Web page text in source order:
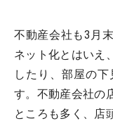
不動産会社も3月
ネット化とはいえ
したり、部屋の
す。不動産会社の
ところも多く、店